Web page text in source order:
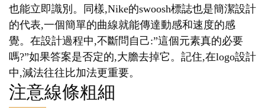
也能立即識別。同樣,Nike的swoosh標誌也是簡潔設計
的代表,一個簡單的曲線就能傳達動感和速度的感
覺。在設計過程中,不斷問自己:”這個元素真的必要
嗎?”如果答案是否定的,大膽去掉它。記住,在logo設計
中,減法往往比加法更重要。
注意線條粗細